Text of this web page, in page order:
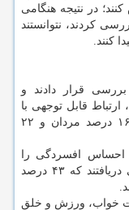
در نتیجه هنگامی
كردند، نتوانستند
كنند.
قرار دادند و
قابل توجهی با
افسردگی دارد. نتایج بررسی نشان داد كه ۱۶ درصد مردان و ۲۲
احساس افسردگی را
گزارش ندادند اما پژوهشگران سپس بررسی دریافتند كه ۴۳ درصد
خواب، ورزش و خلق